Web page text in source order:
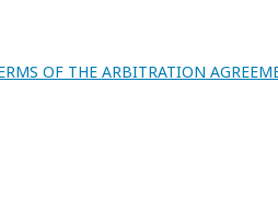
OF THE ARBITRATION